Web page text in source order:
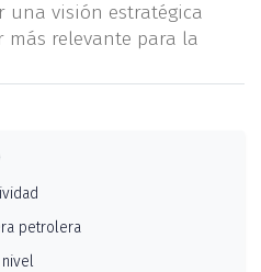
una visión estratégica
relevante para la
petrolera